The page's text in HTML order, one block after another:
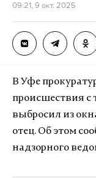
09:21, 9 окт. 2025
В Уфе
происшествия с
выбросил из
отец. Об этом
надзорного